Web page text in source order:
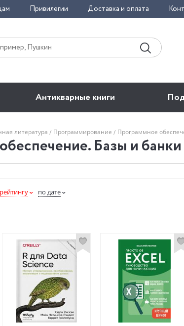
Привилегии Доставка и оплата
Антикварные книги
литература Программирование Программное
Базы и
по дате